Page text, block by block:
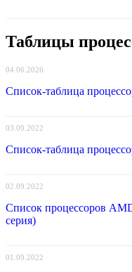
Таблицы
04.06.2026
Список-таблица
03.09.2022
Список-таблица
02.09.2022
Список процессоров
серия)
01.09.2022